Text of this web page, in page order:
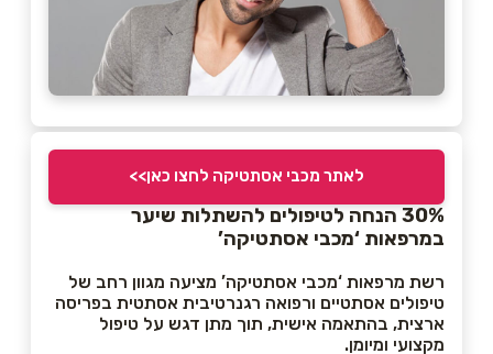
לאתר מכבי אסתטיקה לחצו כאן>>
30% הנחה לטיפולים להשתלות שיער
במרפאות ‘מכבי אסתטיקה’
רשת מרפאות ‘מכבי אסתטיקה’ מציעה מגוון רחב של
טיפולים אסתטיים ורפואה רגנרטיבית אסתטית בפריסה
ארצית, בהתאמה אישית, תוך מתן דגש על טיפול
מקצועי ומיומן.